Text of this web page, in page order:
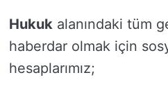
Hukuk alanındaki tüm
haberdar olmak için
hesaplarımız;